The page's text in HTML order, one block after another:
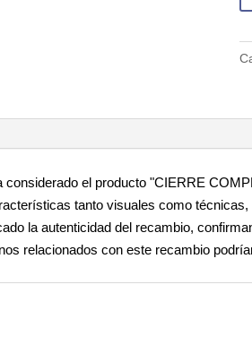
el producto "CIERRE
tanto visuales como
la autenticidad del recambio,
relacionados con este recambio